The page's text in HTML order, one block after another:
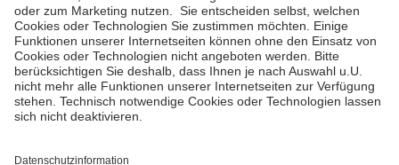
Impressum